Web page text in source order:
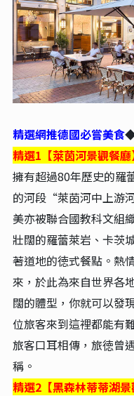
精選網推德國必嘗美食
精選1【萊茵河景觀餐廳
擁有超過80年歷史的羅
的河段“萊茵河中上游
美亦被聯合國教科文組
壯闊的羅蕾萊岩、卡茨
著道地的徳式餐點。熱
來，於此為來自世界各
闊的體型，你就可以發
位旅客來到這裡都能有
旅客口耳相傳，旅徳曾
稱。
精選2【黑森林蒂蒂湖景